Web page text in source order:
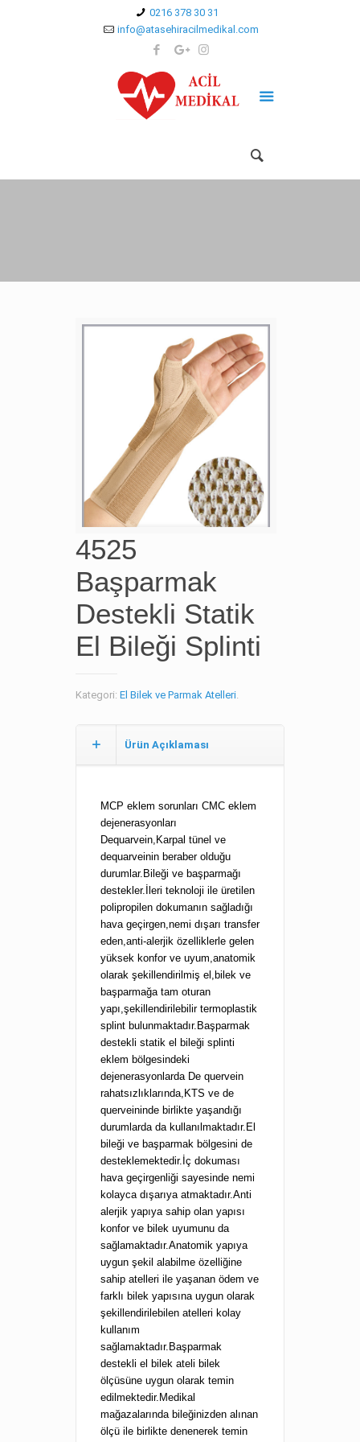
0216 378 30 31
info@atasehiracilmedikal.com
4525
Başparmak
Destekli Statik
El Bileği Splinti
Kategori: El Bilek ve Parmak Atelleri
Ürün Açıklaması
MCP eklem sorunları CMC eklem
dejenerasyonları
Dequarvein,Karpal tünel ve
dequarveinin beraber olduğu
durumlar.Bileği ve başparmağı
destekler.İleri teknoloji ile üretilen
polipropilen dokumanın sağladığı
hava geçirgen,nemi dışarı transfer
eden,anti-alerjik özelliklerle gelen
yüksek konfor ve uyum,anatomik
olarak şekillendirilmiş el,bilek ve
başparmağa tam oturan
yapı,şekillendirilebilir termoplastik
splint bulunmaktadır.Başparmak
destekli statik el bileği splinti
eklem bölgesindeki
dejenerasyonlarda De quervein
rahatsızlıklarında,KTS ve de
querveininde birlikte yaşandığı
durumlarda da kullanılmaktadır.El
bileği ve başparmak bölgesini de
desteklemektedir.İç dokuması
hava geçirgenliği sayesinde nemi
kolayca dışarıya atmaktadır.Anti
alerjik yapıya sahip olan yapısı
konfor ve bilek uyumunu da
sağlamaktadır.Anatomik yapıya
uygun şekil alabilme özelliğine
sahip atelleri ile yaşanan ödem ve
farklı bilek yapısına uygun olarak
şekillendirilebilen atelleri kolay
kullanım
sağlamaktadır.Başparmak
destekli el bilek ateli bilek
ölçüsüne uygun olarak temin
edilmektedir.Medikal
mağazalarında bileğinizden alınan
ölçü ile birlikte denenerek temin